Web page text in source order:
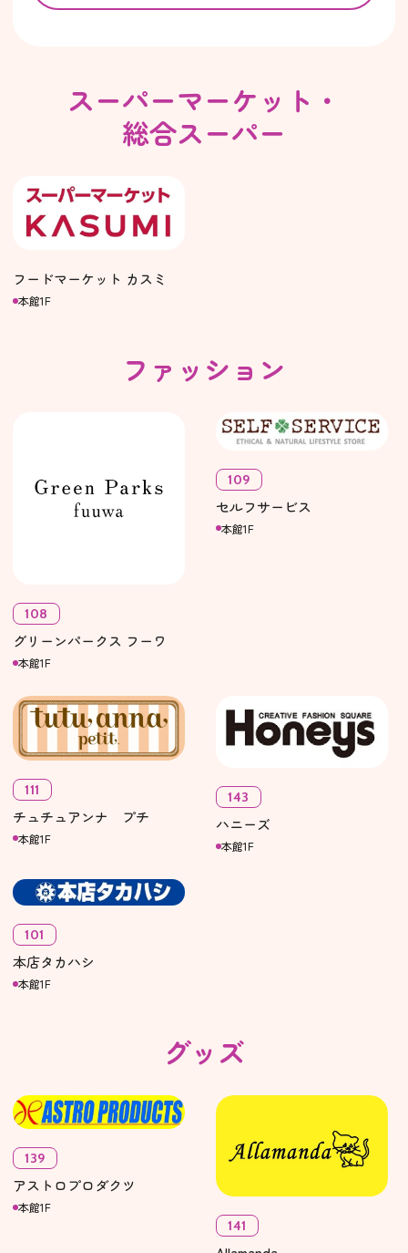
スーパーマーケット・
総合スーパー
フードマーケット カスミ
本館1F
ファッション
108
グリーンパークス フーワ
本館1F
109
セルフサービス
本館1F
111
チュチュアンナ プチ
本館1F
143
ハニーズ
本館1F
101
本店タカハシ
本館1F
グッズ
139
アストロプロダクツ
本館1F
141